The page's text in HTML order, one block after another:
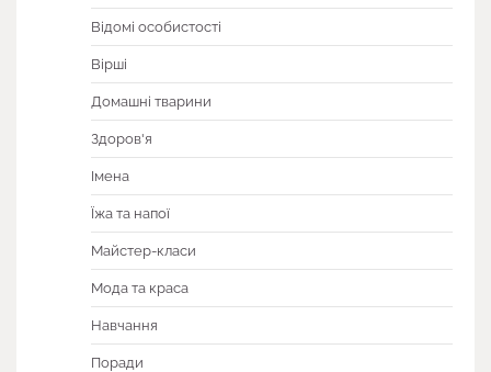
Відомі особистості
Вірші
Домашні тварини
Здоров'я
Імена
Їжа та напої
Майстер-класи
Мода та краса
Навчання
Поради